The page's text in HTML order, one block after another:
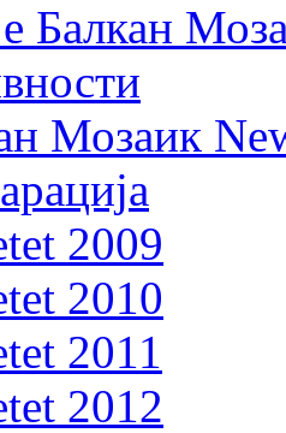
Балкан
Мозаик
2009
2010
2011
2012